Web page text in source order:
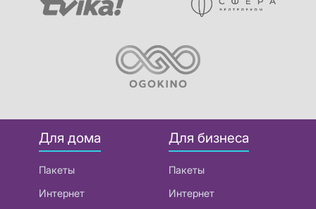
Для дома
Пакеты
Интернет
Для бизнеса
Пакеты
Интернет